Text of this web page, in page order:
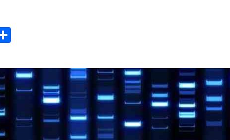
m
p
ar
ti
r